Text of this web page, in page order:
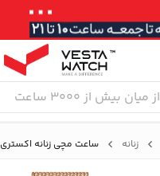
زنانه ساعت مچی زنانه اکستری EXTRI مدل E1043E